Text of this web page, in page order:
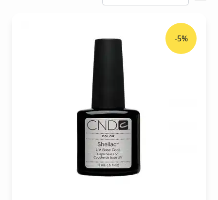
en top coats, van klassieke Base Coat en Top
CNDShellac.be, Belgium Oro Nails is jouw
officiële CND™ verdeler en groothandel voor
salons en nagelstylisten in België en
Nederland. Combineer deze base & top coats
met jouw favoriete
CND™ SHELLAC™ kleuren
voor een duurzame, professionele resultaat
-5%